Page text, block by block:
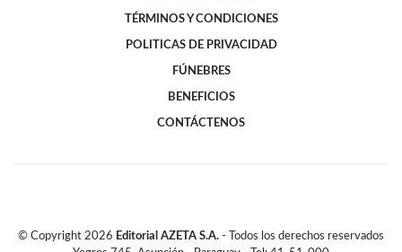
TÉRMINOS Y CONDICIONES
POLITICAS DE PRIVACIDAD
FÚNEBRES
BENEFICIOS
CONTÁCTENOS
© Copyright 2026 Editorial AZETA S.A. - Todos los derechos reservados